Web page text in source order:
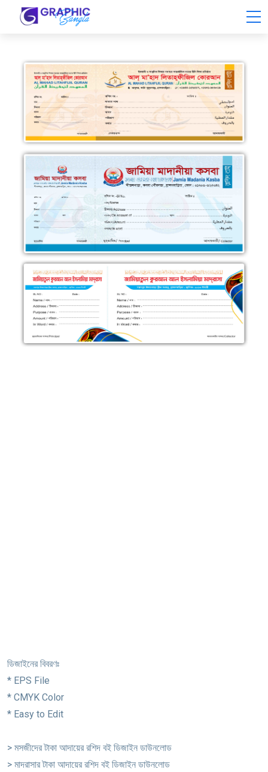
ডিজাইনের বিবরণঃ
* EPS File
* CMYK Color
* Easy to Edit
> মসজীদের টাকা আদায়ের রশিদ বই ডিজাইন ডাউনলোড
> মাদরাসার টাকা আদায়ের রশিদ বই ডিজাইন ডাউনলোড